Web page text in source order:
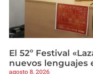
El 52º Festival
nuevos lenguajes
agosto 8, 2026